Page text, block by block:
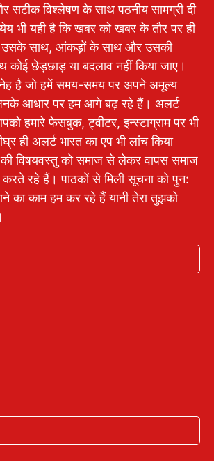
सटीक विश्लेषण के साथ पठनीय सामग्री दी
भी यही है कि खबर को खबर के तौर पर ही
उसके साथ, आंकड़ों के साथ और उसकी
कोई छेड़छाड़ या बदलाव नहीं किया जाए।
है जो हमें समय-समय पर अपने अमूल्य
आधार पर हम आगे बढ़ रहे हैं। अलर्ट
हमारे फेसबुक, ट्वीटर, इन्स्टाग्राम पर भी
ही अलर्ट भारत का एप भी लांच किया
विषयवस्तु को समाज से लेकर वापस समाज
रहे हैं। पाठकों से मिली सूचना को पुन:
का काम हम कर रहे हैं यानी तेरा तुझको